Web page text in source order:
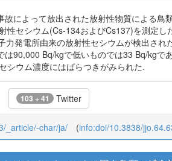
故によって放出された放射性物質による
性セシウム(Cs-134およびCs137)を測定
力発電所由来の放射性セシウムが検出さ
は90,000 Bq/kgで低いものでは33 Bq/kg
シウム濃度にはばらつきがみられた.
103 + 41 Twitter
_article/-char/ja/ (info:doi/10.3838/